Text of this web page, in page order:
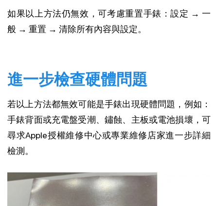
如果以上方法仍無效，可考慮重置手錶：設定 → 一
般 → 重置 → 清除所有內容與設定。
進一步檢查硬體問題
若以上方法都無效可能是手錶出現硬體問題，例如：
手錶背面或充電盤受潮、鏽蝕、主板或電池損壞，可
尋求Apple授權維修中心或專業維修店家進一步詳細
檢測。